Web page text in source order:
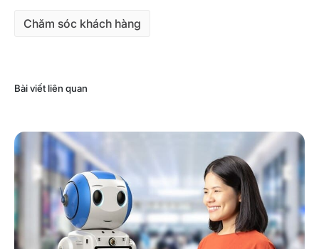
Chăm sóc khách hàng
Bài viết liên quan